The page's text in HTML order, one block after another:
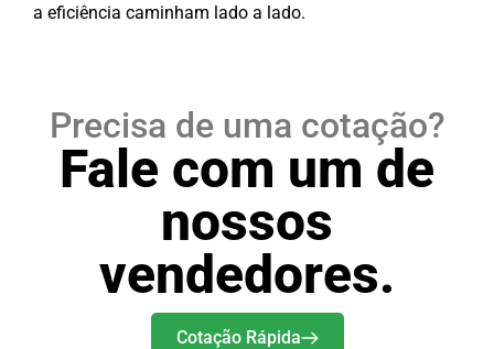
a eficiência caminham lado a lado.
Precisa de uma cotação?
Fale com um de
nossos
vendedores.
Cotação Rápida